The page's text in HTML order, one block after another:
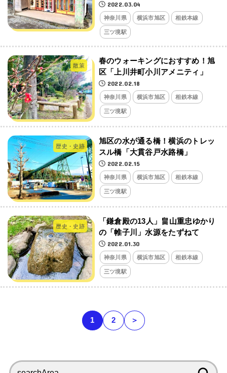
2022.03.04
神奈川県 横浜市旭区 相鉄本線
三ツ境駅
散策
春のウォーキングにおすすめ！旭
区「上川井町小川アメニティ」
2022.02.18
神奈川県 横浜市旭区 相鉄本線
三ツ境駅
歴史・史跡
旭区の水が通る橋！横浜のトレッ
スル橋「大貫谷戸水路橋」
2022.02.15
神奈川県 横浜市旭区 相鉄本線
三ツ境駅
歴史・史跡
「鎌倉殿の13人」畠山重忠ゆかり
の「帷子川」水源をたずねて
2022.01.30
神奈川県 横浜市旭区 相鉄本線
三ツ境駅
1 2 ＞